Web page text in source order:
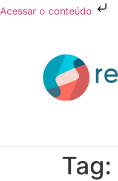
Acessar o conteúdo
Tag: